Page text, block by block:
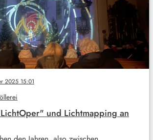
2025 15:01
und Lichtmapping an